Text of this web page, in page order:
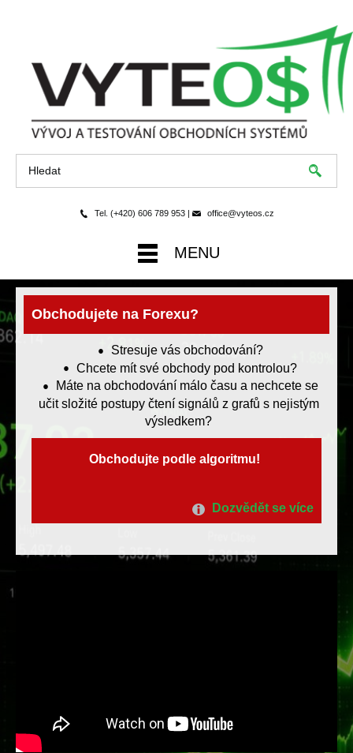
Tel. (+420) 606 789 953 | office@vyteos.cz
MENU
Obchodujete na Forexu?
Stresuje vás obchodování?
Chcete mít své obchody pod kontrolou?
Máte na obchodování málo času a nechcete se
učit složité postupy čtení signálů z grafů s nejistým
výsledkem?
Obchodujte podle algoritmu!
Dozvědět se více